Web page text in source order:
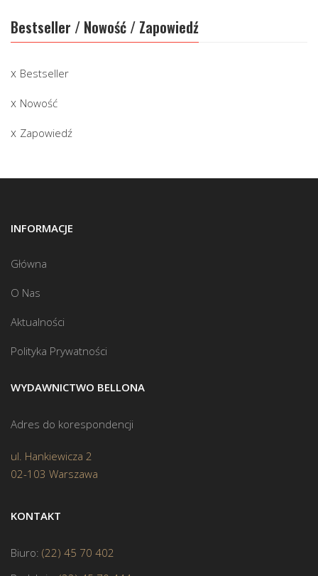
Bestseller / Nowość / Zapowiedź
Bestseller
Nowość
Zapowiedź
INFORMACJE
Główna
O Nas
Aktualności
Polityka Prywatności
WYDAWNICTWO BELLONA
Adres do korespondencji
ul. Hankiewicza 2
02-103 Warszawa
KONTAKT
Biuro: (22) 45 70 402